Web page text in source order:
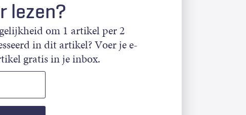
lezen?
om 1 artikel per 2
in dit artikel? Voer je e-
gratis in je inbox.